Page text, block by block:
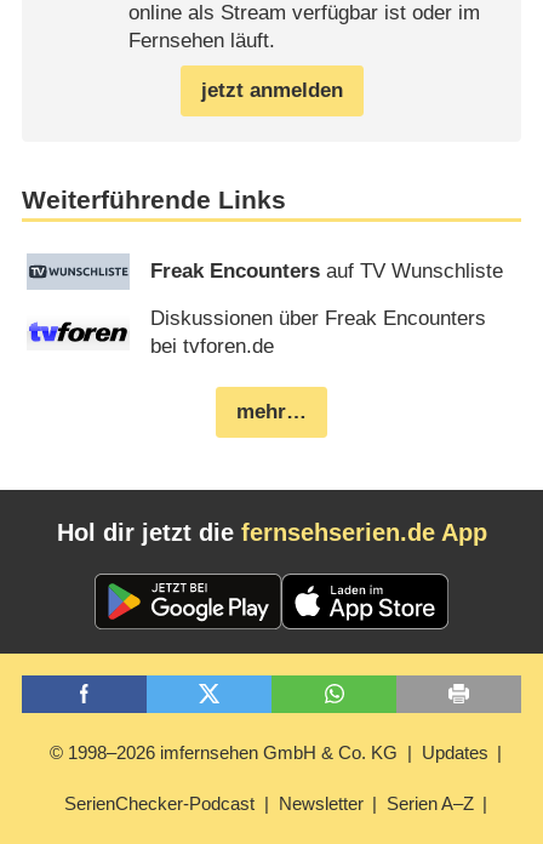
online als Stream verfügbar ist oder im
Fernsehen läuft.
jetzt anmelden
Weiterführende Links
Freak Encounters auf TV Wunschliste
Diskussionen über Freak Encounters
bei tvforen.de
mehr…
Hol dir jetzt die fernsehserien.de App
© 1998–2026 imfernsehen GmbH & Co. KG Updates
SerienChecker-Podcast Newsletter Serien A–Z